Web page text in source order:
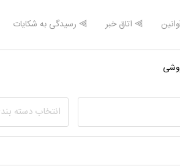
⫸ اتاق خبر ⫸ رسیدگی به شکایات
انتخاب دسته